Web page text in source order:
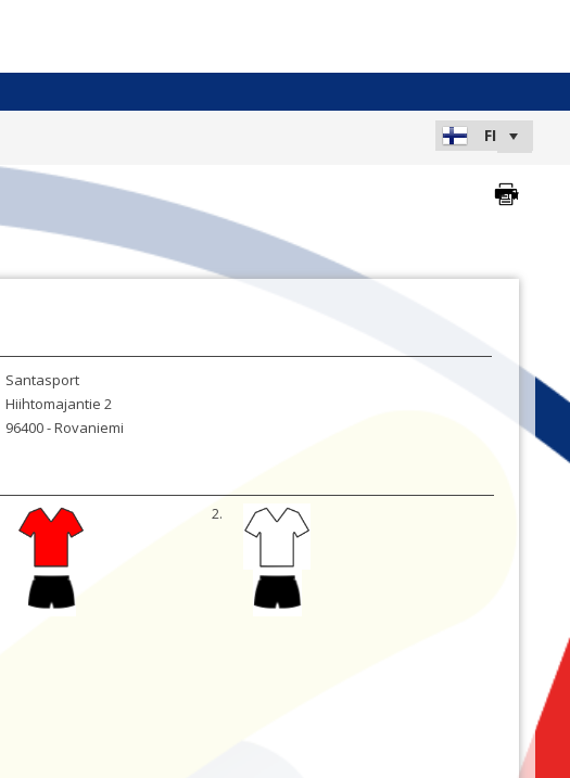
Santasport
Hiihtomajantie 2
96400 -Rovaniemi
2.